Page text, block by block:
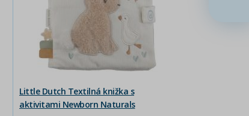
Little Dutch Textilná knižka s
aktivitami Newborn Naturals